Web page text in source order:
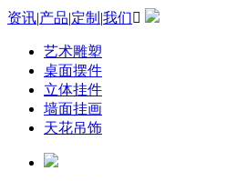
资讯|产品|定制 |我们
艺术雕塑
桌面摆件
立体挂件
墙面挂画
天花吊饰